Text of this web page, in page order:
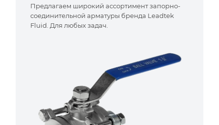
Предлагаем широкий ассортимент запорно-
соединительной арматуры бренда Leadtek
Fluid. Для любых задач.